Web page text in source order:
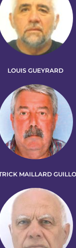
LOUIS GUEYRARD
MAILLARD